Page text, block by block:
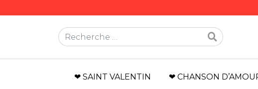
Rechercher
❤ SAINT VALENTIN ❤ CHANSON